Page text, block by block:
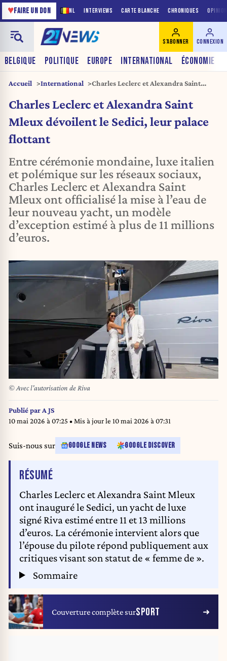
NL INTERVIEWS CARTE BLANCHE CHRONIQUES
♥FAIRE UN DON
BELGIQUE POLITIQUE EUROPE INTERNATIONAL ÉCONOMIE
S'ABONNER CONNEXION
Accueil International
Charles Leclerc et Alexandra Saint
flottant
Charles Leclerc et Alexandra Saint
Mleux dévoilent le Sedici, leur palace
flottant
Entre cérémonie mondaine, luxe italien
et polémique sur les réseaux sociaux,
Charles Leclerc et Alexandra Saint
Mleux ont officialisé la mise à l’eau de
leur nouveau yacht, un modèle
d’exception estimé à plus de 11 millions
d’euros.
© Avec l'autorisation de Riva
Publié par A JS
10 mai 2026 à 07:25 • Mis à jour le 10 mai 2026 à 07:31
Suis-nous sur GOOGLE NEWS GOOGLE DISCOVER
RÉSUMÉDE L'ARTICLE
Charles Leclerc et Alexandra Saint Mleux
ont inauguré le Sedici, un yacht de luxe
signé Riva estimé entre 11 et 13 millions
d’euros. La cérémonie intervient alors que
l’épouse du pilote répond publiquement aux
critiques visant son statut de « femme de ».
Sommaire
Couverture complète surSPORT